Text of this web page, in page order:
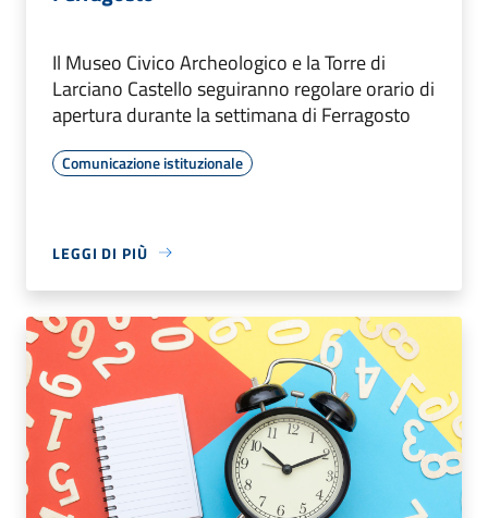
Il Museo Civico Archeologico e la Torre di
Larciano Castello seguiranno regolare orario di
apertura durante la settimana di Ferragosto
Comunicazione istituzionale
LEGGI DI PIÙ